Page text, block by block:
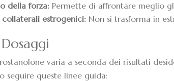
della forza: Permette di affrontare meglio
estrogenici: Non si trasforma in
varia a seconda dei risultati
seguire queste linee guida: